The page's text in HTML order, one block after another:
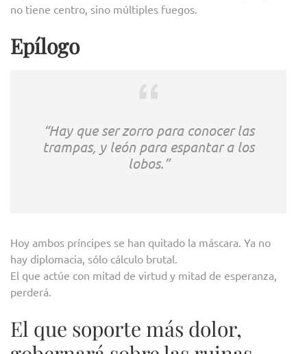
no tiene centro, sino múltiples fuegos.
Epílogo
“Hay que ser zorro para conocer las
trampas, y león para espantar a los
lobos.”
Hoy ambos príncipes se han quitado la máscara. Ya no
hay diplomacia, sólo cálculo brutal.
El que actúe con mitad de virtud y mitad de esperanza,
perderá.
El que soporte más dolor,